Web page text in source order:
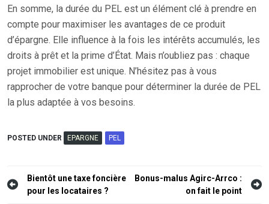
En somme, la durée du PEL est un élément clé à prendre en
compte pour maximiser les avantages de ce produit
d’épargne. Elle influence à la fois les intérêts accumulés, les
droits à prêt et la prime d’État. Mais n’oubliez pas : chaque
projet immobilier est unique. N’hésitez pas à vous
rapprocher de votre banque pour déterminer la durée de PEL
la plus adaptée à vos besoins.
POSTED UNDER EPARGNE PEL
Navigation
Bientôt une taxe foncière
pour les locataires ?
Bonus-malus Agirc-Arrco :
on fait le point